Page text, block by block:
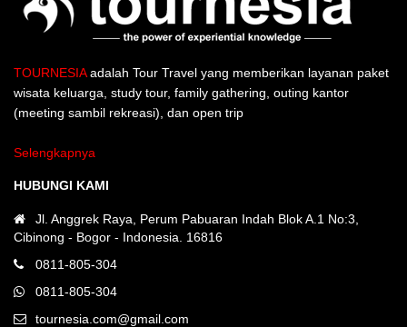
TOURNESIAadalah Tour Travel yang memberikan layanan paket
wisata keluarga, study tour, family gathering, outing kantor
(meeting sambil rekreasi), dan open trip
Selengkapnya
HUBUNGI KAMI
Jl. Anggrek Raya, Perum Pabuaran Indah Blok A.1 No:3,
Cibinong - Bogor - Indonesia. 16816
0811-805-304
0811-805-304
tournesia.com@gmail.com